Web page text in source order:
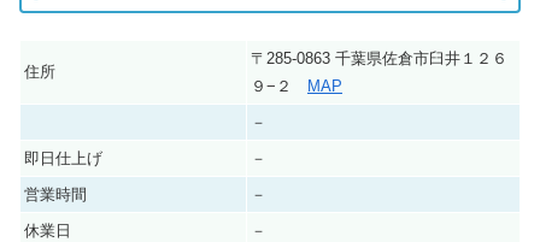
住所
〒285-0863 千葉県佐倉市臼井１２６
９−２
MAP
－
即日仕上げ
－
営業時間
－
休業日
－